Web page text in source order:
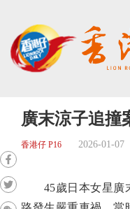
廣末涼子追撞
香港仔 P16 2026-01-07
45歲日本女星廣